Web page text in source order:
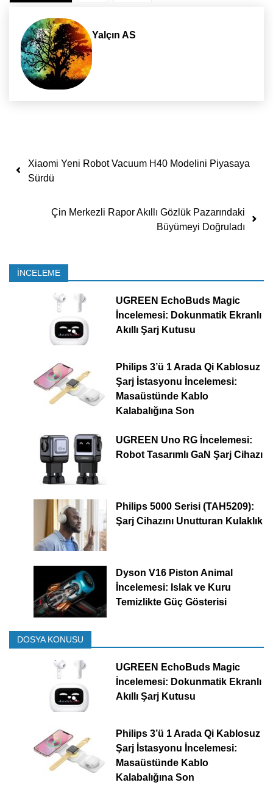
Yalçın AS
Yazı dolaşımı
Xiaomi Yeni Robot Vacuum H40 Modelini Piyasaya
Sürdü
Çin Merkezli Rapor Akıllı Gözlük Pazarındaki
Büyümeyi Doğruladı
İNCELEME
UGREEN EchoBuds Magic
İncelemesi: Dokunmatik Ekranlı
Akıllı Şarj Kutusu
Philips 3’ü 1 Arada Qi Kablosuz
Şarj İstasyonu İncelemesi:
Masaüstünde Kablo
Kalabalığına Son
UGREEN Uno RG İncelemesi:
Robot Tasarımlı GaN Şarj Cihazı
Philips 5000 Serisi (TAH5209):
Şarj Cihazını Unutturan Kulaklık
Dyson V16 Piston Animal
İncelemesi: Islak ve Kuru
Temizlikte Güç Gösterisi
DOSYA KONUSU
UGREEN EchoBuds Magic
İncelemesi: Dokunmatik Ekranlı
Akıllı Şarj Kutusu
Philips 3’ü 1 Arada Qi Kablosuz
Şarj İstasyonu İncelemesi:
Masaüstünde Kablo
Kalabalığına Son